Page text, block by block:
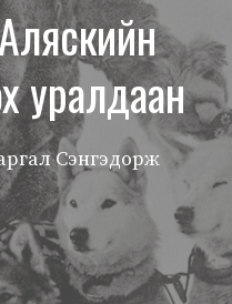
уралдаан
Сэнгэдорж